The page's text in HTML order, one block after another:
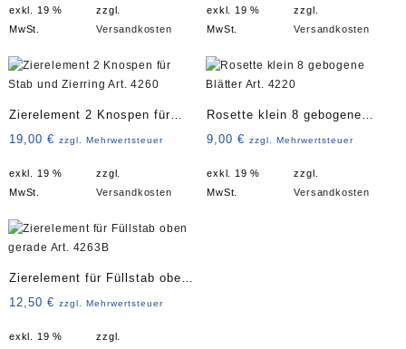
exkl. 19 %
MwSt.
zzgl.
Versandkosten
exkl. 19 %
MwSt.
zzgl.
Versandkosten
Zierelement 2 Knospen für
Stab und Zierring Art. 4260
19,00 € zzgl. Mehrwertsteuer
exkl. 19 %
MwSt.
zzgl.
Versandkosten
Rosette klein 8 gebogene
Blätter Art. 4220
9,00€ zzgl. Mehrwertsteuer
exkl. 19 %
MwSt.
zzgl.
Versandkosten
Zierelement für Füllstab oben
gerade Art. 4263B
12,50 € zzgl. Mehrwertsteuer
exkl. 19 %
zzgl.